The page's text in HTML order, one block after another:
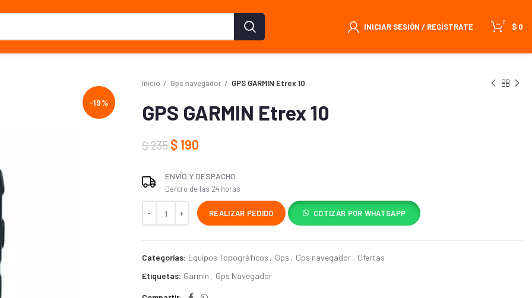
INICIAR SESIÓN / REGÍSTRATE 0 $ 0
-19%
Inicio Gps navegador GPS GARMIN Etrex 10
GPS GARMIN Etrex 10
$235 $190
ENVÍO Y DESPACHO
Dentro de las 24 horas
REALIZAR PEDIDO COTIZAR POR WHATSAPP
Categorías: Equipos Topográficos , Gps , Gps navegador, Ofertas
Etiquetas: Garmin , Gps Navegador